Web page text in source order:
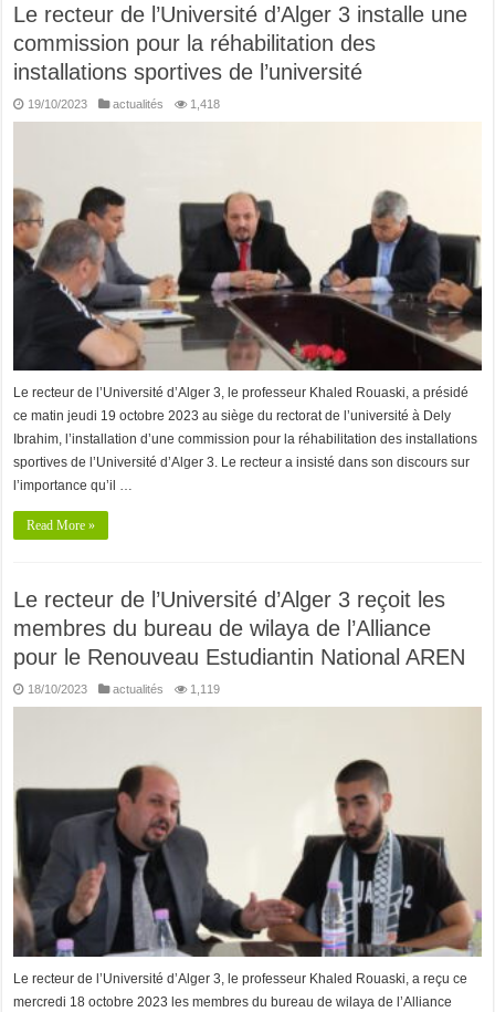
Le recteur de l’Université d’Alger 3 installe une
commission pour la réhabilitation des
installations sportives de l’université
19/10/2023 actualités 1,418
Le recteur de l’Université d’Alger 3, le professeur Khaled Rouaski, a présidé
ce matin jeudi 19 octobre 2023 au siège du rectorat de l’université à Dely
Ibrahim, l’installation d’une commission pour la réhabilitation des installations
sportives de l’Université d’Alger 3. Le recteur a insisté dans son discours sur
l’importance qu’il …
Read More »
Le recteur de l’Université d’Alger 3 reçoit les
membres du bureau de wilaya de l’Alliance
pour le Renouveau Estudiantin National AREN
18/10/2023 actualités 1,119
Le recteur de l’Université d’Alger 3, le professeur Khaled Rouaski, a reçu ce
mercredi 18 octobre 2023 les membres du bureau de wilaya de l’Alliance